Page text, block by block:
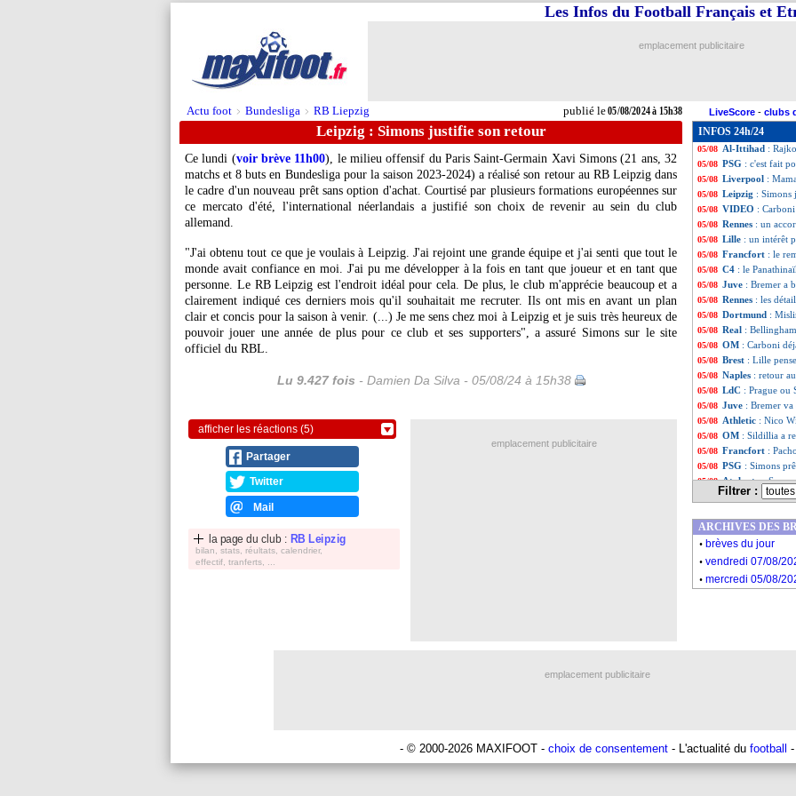
Actu foot > Bundesliga > RB Liepzig publié le05/08/2024 à 15h38
Les Infos du Football Français et
emplacement publicitaire
LiveScore - clubs
Leipzig : Simons justifie son retour
Ce lundi (voir brève 11h00), le milieu offensif du Paris Saint-Germain Xavi Simons (21 ans, 32
matchs et 8 buts en Bundesliga pour la saison 2023-2024) a réalisé son retour au RB Leipzig dans
le cadre d'un nouveau prêt sans option d'achat. Courtisé par plusieurs formations européennes sur
ce mercato d'été, l'international néerlandais a justifié son choix de revenir au sein du club
allemand.
"J'ai obtenu tout ce que je voulais à Leipzig. J'ai rejoint une grande équipe et j'ai senti que tout le
monde avait confiance en moi. J'ai pu me développer à la fois en tant que joueur et en tant que
personne. Le RB Leipzig est l'endroit idéal pour cela. De plus, le club m'apprécie beaucoup et a
clairement indiqué ces derniers mois qu'il souhaitait me recruter. Ils ont mis en avant un plan
clair et concis pour la saison à venir. (...) Je me sens chez moi à Leipzig et je suis très heureux de
pouvoir jouer une année de plus pour ce club et ses supporters", a assuré Simons sur le site
officiel du RBL.
Lu 9.427 fois - Damien Da Silva - 05/08/24 à 15h38
afficher les réactions (5)
Partager
Twitter
Mail
la page du club : RB Leipzig
bilan, stats, réultats, calendrier,
effectif, tranferts, ...
INFOS 24h/24
05/08 Sondage MF :
05/08 Brest
05/08 Atletico :
05/08 OM: Sternal
05/08 Al-Ittihad :
05/08 PSG : c'est fait
05/08 Liverpool :
05/08 Leipzig : Simons
05/08 VIDEO :
05/08 Rennes : un
05/08 Lille : un intérêt
05/08 Francfort : le
05/08 C4 : le
05/08 Juve : Bremer a
05/08 Rennes : les
05/08 Dortmund :
05/08 Real :
05/08 OM : Carboni
05/08 Brest : Lille
05/08 Naples : retour
05/08 LdC : Prague ou
05/08 Juve : Bremer
05/08 Athletic : Nico
05/08 OM : Sildillia a
05/08 Francfort :
05/08 PSG : Simons
05/08 Atalanta:
PSG: Neves, les
05/08 Real: une
05/08 Chelsea:
PSG: Laporte
05/08 PSG: Simons,
Filtrer :
emplacement publicitaire
ARCHIVES DES
. brèves du jour
. vendredi 07/08/
. mercredi 05/08/
emplacement publicitaire
- © 2000-2026 MAXIFOOT - choix de consentement - L'actualité du football -